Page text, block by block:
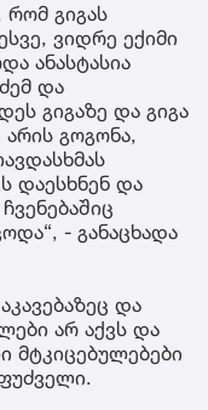
რომ გიგას
ვიდრე ექიმი
ანასტასია
და
გიგაზე და გიგა
არის გოგონა,
დაესხნენ და
- განაცხადა
და
არ აქვს და
მტკიცებულებები